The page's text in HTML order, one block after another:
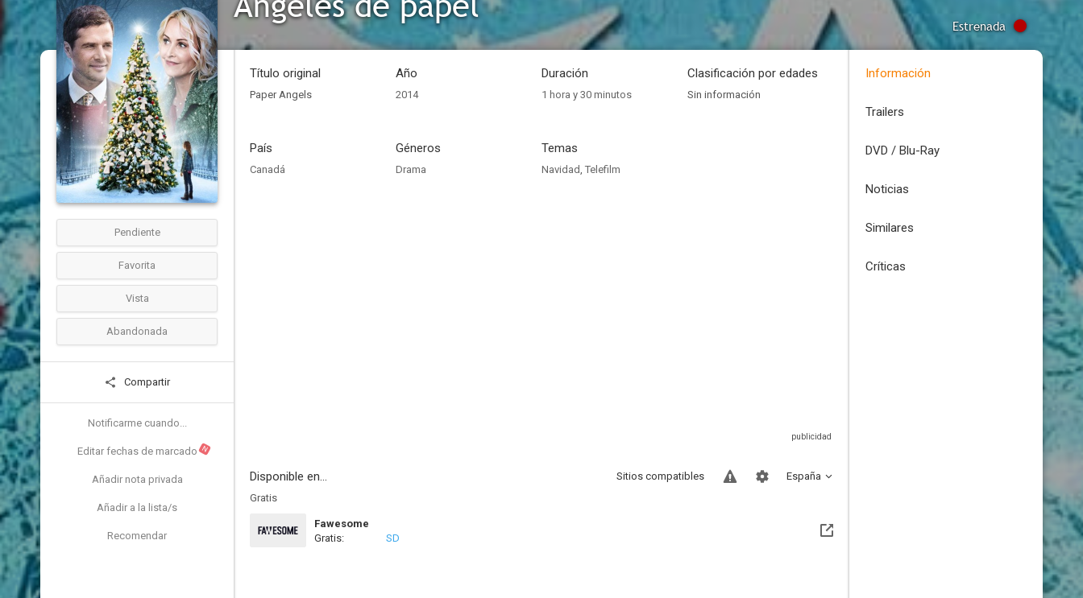
Estrenada
Pendiente
Favorita
Vista
Abandonada
Compartir
Notificarme cuando...
Editar fechas de marcado N
Añadir nota privada
Añadir a la lista/s
Recomendar
Título original
Paper Angels
Año
2014
Duración
1 hora y 30 minutos
Clasificación por edades
Sin información
País
Canadá
Géneros
Drama
Temas
Navidad, Telefilm
Disponible en... España
Sitios compatibles
Gratis
Fawesome
Gratis:
SD
Información
Trailers
DVD / Blu-Ray
Noticias
Similares
Críticas